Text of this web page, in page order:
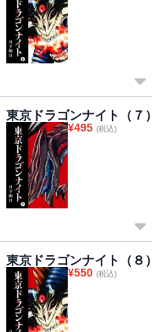
東京ドラゴンナイト（７）
¥495 (税込)
東京ドラゴンナイト（８）
¥550 (税込)